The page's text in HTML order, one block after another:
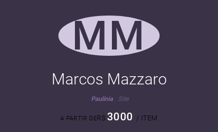
MM
Marcos Mazzaro
Paulínia Site
A PARTIR DER$ 3000 / ITEM